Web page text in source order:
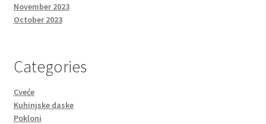
November 2023
October 2023
Categories
Cveće
Kuhinjske daske
Pokloni